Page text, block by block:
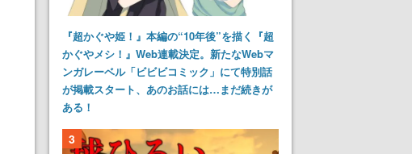
『超かぐや姫！』本編の“10年後”を描く『超
かぐやメシ！』Web連載決定。新たなWebマ
ンガレーベル「ビビビコミック」にて特別話
が掲載スタート、あのお話には…まだ続きが
ある！
3